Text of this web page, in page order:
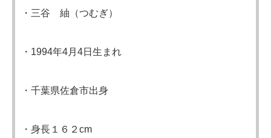
・三谷 紬（つむぎ）
・1994年4月4日生まれ
・千葉県佐倉市出身
・身長１６２cm